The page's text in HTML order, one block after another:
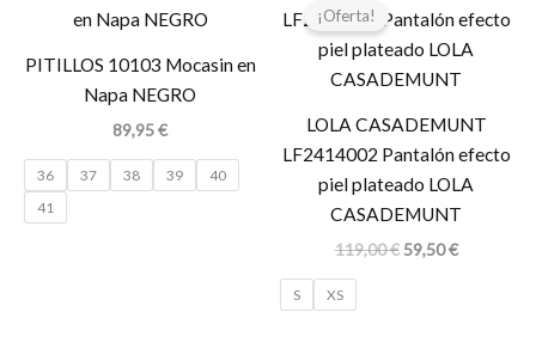
PITILLOS 10103 Mocasin en
Napa NEGRO
89,95€
36 37 38 39
40
41
¡Oferta!
LOLA CASADEMUNT
LF2414002 Pantalón efecto
piel plateado LOLA
CASADEMUNT
119,00€
original
era:
119,00 €.
59,50€
actual
es:
59,50 €.
S XS